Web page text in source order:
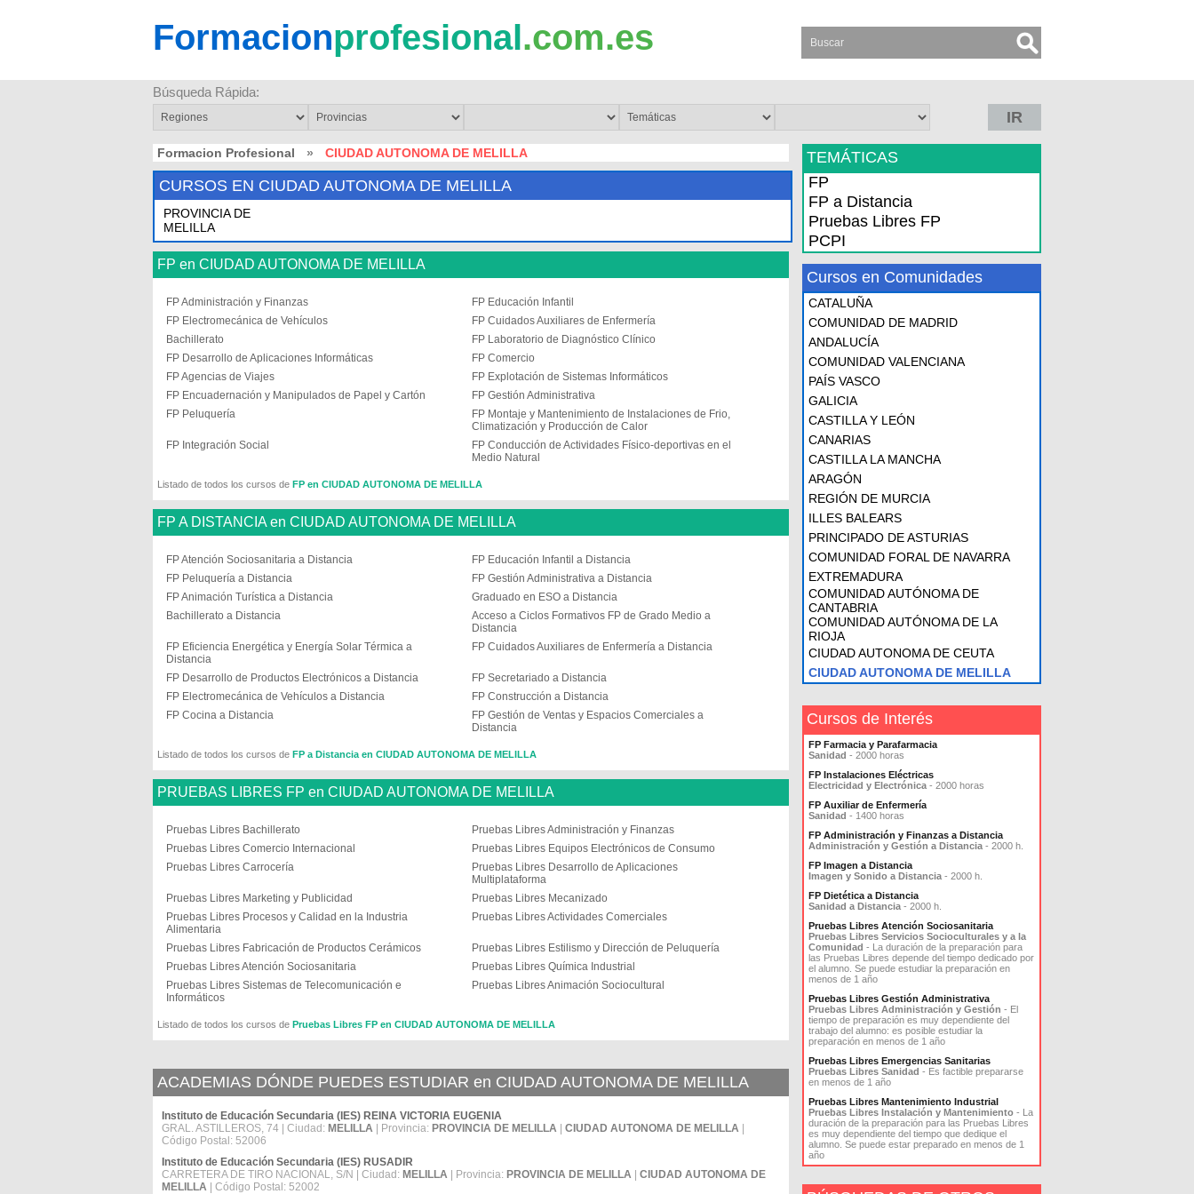
Formacionprofesional.com.es
Búsqueda Rápida:
IR
Formacion Profesional » CIUDAD AUTONOMA DE MELILLA
CURSOS EN CIUDAD AUTONOMA DE MELILLA
PROVINCIA DE
MELILLA
FP en CIUDAD AUTONOMA DE MELILLA
FP Administración y Finanzas
FP Educación Infantil
FP Electromecánica de Vehículos
FP Cuidados Auxiliares de Enfermería
Bachillerato
FP Laboratorio de Diagnóstico Clínico
FP Desarrollo de Aplicaciones Informáticas
FP Comercio
FP Agencias de Viajes
FP Explotación de Sistemas Informáticos
FP Encuadernación y Manipulados de Papel y Cartón
FP Gestión Administrativa
FP Peluquería
FP Montaje y Mantenimiento de Instalaciones de Frio,
Climatización y Producción de Calor
FP Integración Social
FP Conducción de Actividades Físico-deportivas en el
Medio Natural
Listado de todos los cursos de FP en CIUDAD AUTONOMA DE MELILLA
FP A DISTANCIA en CIUDAD AUTONOMA DE MELILLA
FP Atención Sociosanitaria a Distancia
FP Educación Infantil a Distancia
FP Peluquería a Distancia
FP Gestión Administrativa a Distancia
FP Animación Turística a Distancia
Graduado en ESO a Distancia
Bachillerato a Distancia
Acceso a Ciclos Formativos FP de Grado Medio a
Distancia
FP Eficiencia Energética y Energía Solar Térmica a
Distancia
FP Cuidados Auxiliares de Enfermería a Distancia
FP Desarrollo de Productos Electrónicos a Distancia
FP Secretariado a Distancia
FP Electromecánica de Vehículos a Distancia
FP Construcción a Distancia
FP Cocina a Distancia
FP Gestión de Ventas y Espacios Comerciales a
Distancia
Listado de todos los cursos de FP a Distancia en CIUDAD AUTONOMA DE MELILLA
PRUEBAS LIBRES FP en CIUDAD AUTONOMA DE MELILLA
Pruebas Libres Bachillerato
Pruebas Libres Administración y Finanzas
Pruebas Libres Comercio Internacional
Pruebas Libres Equipos Electrónicos de Consumo
Pruebas Libres Carrocería
Pruebas Libres Desarrollo de Aplicaciones
Multiplataforma
Pruebas Libres Marketing y Publicidad
Pruebas Libres Mecanizado
Pruebas Libres Procesos y Calidad en la Industria
Alimentaria
Pruebas Libres Actividades Comerciales
Pruebas Libres Fabricación de Productos Cerámicos
Pruebas Libres Estilismo y Dirección de Peluquería
Pruebas Libres Atención Sociosanitaria
Pruebas Libres Química Industrial
Pruebas Libres Sistemas de Telecomunicación e
Informáticos
Pruebas Libres Animación Sociocultural
Listado de todos los cursos de Pruebas Libres FP en CIUDAD AUTONOMA DE MELILLA
ACADEMIAS DÓNDE PUEDES ESTUDIAR en CIUDAD AUTONOMA DE MELILLA
Instituto de Educación Secundaria (IES) REINA VICTORIA EUGENIA
GRAL. ASTILLEROS, 74 | Ciudad: MELILLA | Provincia: PROVINCIA DE MELILLA CIUDAD AUTONOMA DE MELILLA
Código Postal: 52006
Instituto de Educación Secundaria (IES) RUSADIR
CARRETERA DE TIRO NACIONAL, S/N | Ciudad: MELILLA | Provincia: PROVINCIA DE MELILLA
CIUDAD AUTONOMA DE
MELILLA | Código Postal: 52002
TEMÁTICAS
FP
FP a Distancia
Pruebas Libres FP
PCPI
Cursos en Comunidades
CATALUÑA
COMUNIDAD DE MADRID
ANDALUCÍA
COMUNIDAD VALENCIANA
PAÍS VASCO
GALICIA
CASTILLA Y LEÓN
CANARIAS
CASTILLA LA MANCHA
ARAGÓN
REGIÓN DE MURCIA
ILLES BALEARS
PRINCIPADO DE ASTURIAS
COMUNIDAD FORAL DE NAVARRA
EXTREMADURA
COMUNIDAD AUTÓNOMA DE
CANTABRIA
COMUNIDAD AUTÓNOMA DE LA
RIOJA
CIUDAD AUTONOMA DE CEUTA
CIUDAD AUTONOMA DE MELILLA
Cursos de Interés
FP Farmacia y Parafarmacia
Sanidad - 2000 horas
FP Instalaciones Eléctricas
Electricidad y Electrónica - 2000 horas
FP Auxiliar de Enfermería
Sanidad - 1400 horas
FP Administración y Finanzas a Distancia
Administración y Gestión a Distancia - 2000 h.
FP Imagen a Distancia
Imagen y Sonido a Distancia - 2000 h.
FP Dietética a Distancia
Sanidad a Distancia - 2000 h.
Pruebas Libres Atención Sociosanitaria
Pruebas Libres Servicios Socioculturales y a la
Comunidad - La duración de la preparación para
las Pruebas Libres depende del tiempo dedicado por
el alumno. Se puede estudiar la preparación en
menos de 1 año
Pruebas Libres Gestión Administrativa
Pruebas Libres Administración y Gestión - El
tiempo de preparación es muy dependiente del
trabajo del alumno: es posible estudiar la
preparación en menos de 1 año
Pruebas Libres Emergencias Sanitarias
Pruebas Libres Sanidad - Es factible prepararse
en menos de 1 año
Pruebas Libres Mantenimiento Industrial
Pruebas Libres Instalación y Mantenimiento - La
duración de la preparación para las Pruebas Libres
es muy dependiente del tiempo que dedique el
alumno. Se puede estar preparado en menos de 1
año